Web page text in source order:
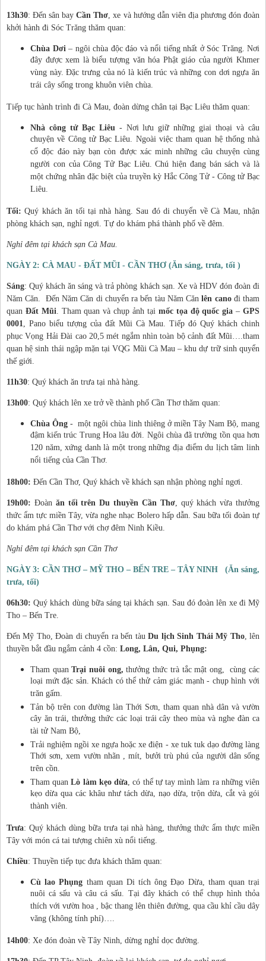
13h30: Đến sân bayCần Thơ, xe và hướng dẫn viên địa phương đón đoàn
khởi hành đi Sóc Trăng thăm quan:
Chùa Dơi– ngôi chùa độc đáo và nổi tiếng nhất ở Sóc Trăng. Nơi
đây được xem là biểu tượng văn hóa Phật giáo của người Khmer
vùng này. Đặc trưng của nó là kiến trúc và những con dơi ngựa ăn
trái cây sống trong khuôn viên chùa.
Tiếp tục hành trình đi Cà Mau, đoàn dừng chân tại Bạc Liêu thăm quan:
Nhà công tử Bạc Liêu- Nơi lưu giữ những giai thoại và câu
chuyện về Công tử Bạc Liêu. Ngoài việc tham quan hệ thống nhà
cổ độc đáo này bạn còn được xác minh những câu chuyện cùng
người con của Công Tử Bạc Liêu. Chú hiện đang bán sách và là
một chứng nhân đặc biệt của truyền kỳ Hắc Công Tử - Công tử Bạc
Liêu.
Tối:Quý khách ăn tối tại nhà hàng. Sau đó di chuyển về Cà Mau, nhận
phòng khách sạn, nghỉ ngơi. Tự do khám phá thành phố về đêm.
Nghỉ đêm tại khách sạn Cà Mau.
NGÀY 2: CÀ MAU - ĐẤT MŨI - CẦN THƠ (Ăn sáng, trưa, tối )
Sáng: Quý khách ăn sáng và trả phòng khách sạn. Xe và HDV đón đoàn đi
Năm Căn. Đến Năm Căn di chuyển ra bến tàu Năm Cănlên canođi tham
quan Đất Mũi. Tham quan và chụp ảnh tại mốc tọa độ quốc gia–GPS
0001, Pano biểu tượng của đất Mũi Cà Mau. Tiếp đó Quý khách chinh
phục Vọng Hải Đài cao 20,5 mét ngắm nhìn toàn bộ cảnh đất Mũi….tham
quan hệ sinh thái ngập mặn tại VQG Mũi Cà Mau – khu dự trữ sinh quyển
thế giới.
11h30: Quý khách ăn trưa tại nhà hàng.
13h00: Quý khách lên xe trở về thành phố Cần Thơ thăm quan:
Chùa Ông - một ngôi chùa linh thiêng ở miền Tây Nam Bộ, mang
đậm kiến trúc Trung Hoa lâu đời. Ngôi chùa đã trường tồn qua hơn
120 năm, xứng danh là một trong những địa điểm du lịch tâm linh
nổi tiếng của Cần Thơ.
18h00: Đến Cần Thơ, Quý khách về khách sạn nhận phòng nghỉ ngơi.
19h00: Đoàn ăn tối trên Du thuyền Cần Thơ, quý khách vừa thưởng
thức ẩm tực miền Tây, vừa nghe nhạc Bolero hấp dẫn. Sau bữa tối đoàn tự
do khám phá Cần Thơ với chợ đêm Ninh Kiều.
Nghỉ đêm tại khách sạn Cần Thơ
NGÀY 3: CẦN THƠ – MỸ THO – BẾN TRE – TÂY NINH (Ăn sáng,
trưa, tối)
06h30:Quý khách dùng bữa sáng tại khách sạn. Sau đó đoàn lên xe đi Mỹ
Tho – Bến Tre.
Đến Mỹ Tho, Đoàn di chuyển ra bến tàuDu lịch Sinh Thái Mỹ Tho, lên
thuyền bắt đầu ngắm cảnh 4 cồn: Long, Lân, Qui, Phụng:
Tham quanTrại nuôi ong, thưởng thức trà tắc mật ong, cùng các
loại mứt đặc sản. Khách có thể thử cảm giác mạnh - chụp hình với
trăn gấm.
Tản bộ trên con đường làn Thới Sơn, tham quan nhà dân và vườn
cây ăn trái, thưởng thức các loại trái cây theo mùa và nghe đàn ca
tài tử Nam Bộ,
Trải nghiệm ngồi xe ngựa hoặc xe điện - xe tuk tuk dạo đường làng
Thới sơn, xem vườn nhãn , mít, bưởi trù phú của người dân sống
trên cồn.
Tham quanLò làm kẹo dừa, có thể tự tay mình làm ra những viên
kẹo dừa qua các khâu như tách dừa, nạo dừa, trộn dừa, cắt và gói
thành viên.
Trưa: Quý khách dùng bữa trưa tại nhà hàng, thưởng thức ẩm thực miền
Tây với món cá tai tượng chiên xù nổi tiếng.
Chiều: Thuyền tiếp tục đưa khách thăm quan:
Cù lao Phụng tham quan Di tích ông Đạo Dừa, tham quan trại
nuôi cá sấu và câu cá sấu. Tại đây khách có thể chụp hình thỏa
thích với vườn hoa , bậc thang lên thiên đường, qua cầu khỉ cầu dây
văng (không tính phí)….
14h00: Xe đón đoàn về Tây Ninh, dừng nghỉ dọc đường.